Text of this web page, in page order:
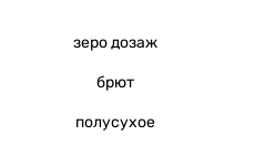
зеро дозаж
брют
полусухое